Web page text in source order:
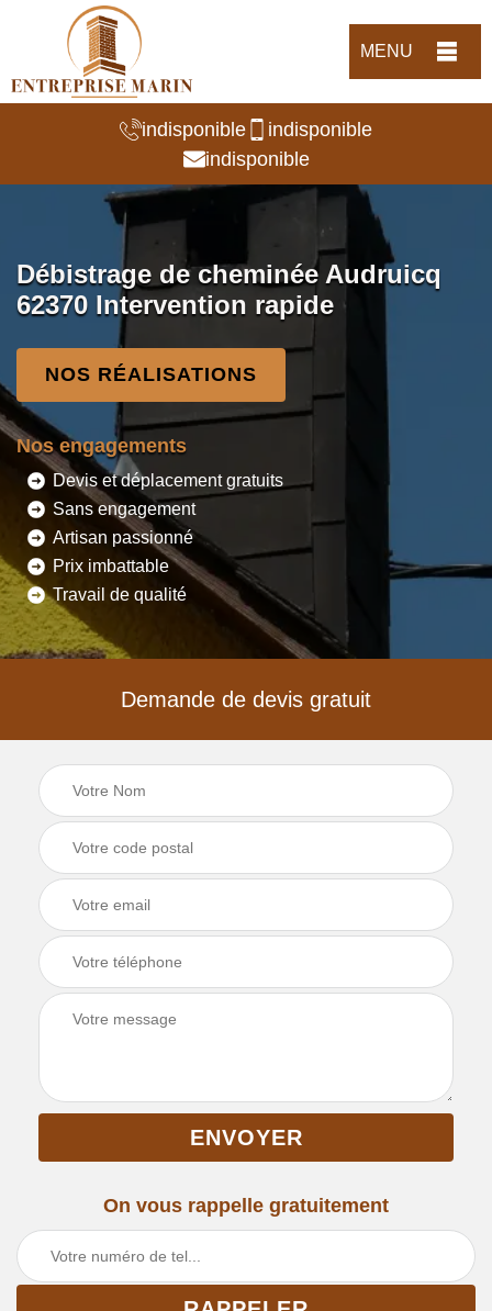
MENU
indisponible
indisponible
indisponible
Débistrage de cheminée Audruicq
62370 Intervention rapide
NOS RÉALISATIONS
Nos engagements
Devis et déplacement gratuits
Sans engagement
Artisan passionné
Prix imbattable
Travail de qualité
Demande de devis gratuit
On vous rappelle gratuitement